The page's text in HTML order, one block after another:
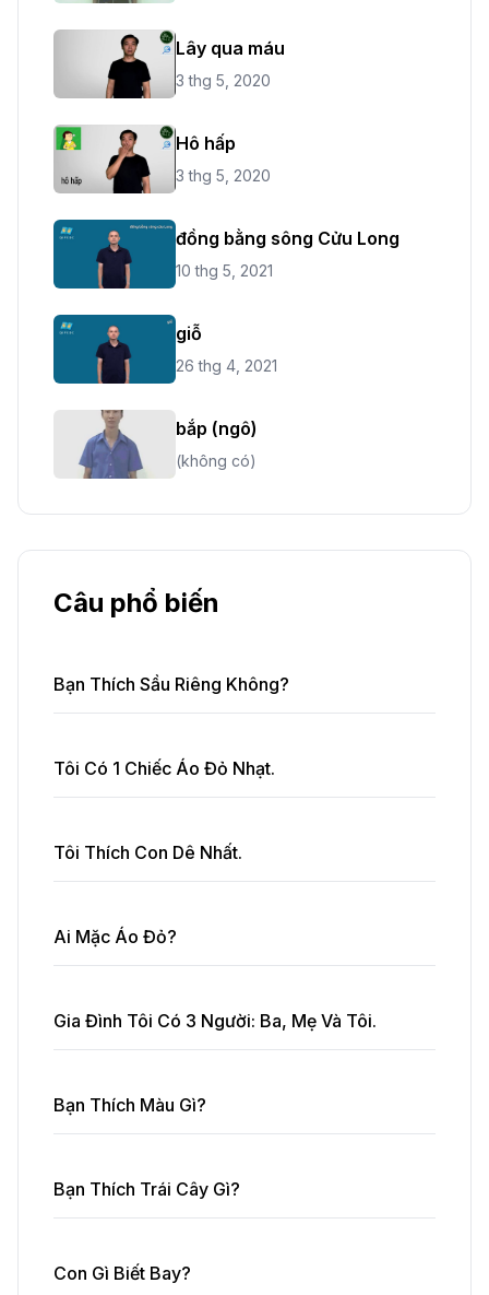
Lây qua máu
3 thg 5, 2020
Hô hấp
3 thg 5, 2020
đồng bằng sông Cửu Long
10 thg 5, 2021
giỗ
26 thg 4, 2021
bắp (ngô)
(không có)
Câu phổ biến
Bạn Thích Sầu Riêng Không?
Tôi Có 1 Chiếc Áo Đỏ Nhạt.
Tôi Thích Con Dê Nhất.
Ai Mặc Áo Đỏ?
Gia Đình Tôi Có 3 Người: Ba, Mẹ Và Tôi.
Bạn Thích Màu Gì?
Bạn Thích Trái Cây Gì?
Con Gì Biết Bay?